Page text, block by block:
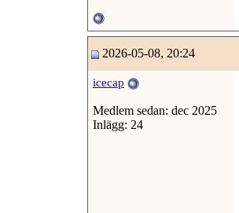
2026-05-08, 20:24
icecap
Medlem sedan: dec 2025
Inlägg: 24